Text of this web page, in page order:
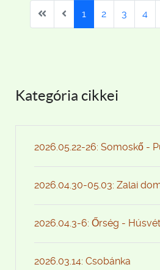
1 2 3 4
Kategória cikkei
2026.05.22-26: Somoskő -
2026.04.30-05.03: Zalai
2026.04.3-6: Őrség - Húsvét
2026.03.14: Csobánka